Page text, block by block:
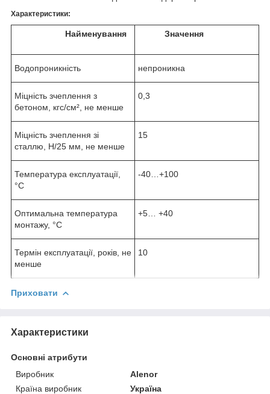
Характеристики:
Найменування Значення
Водопроникність непроникна
Міцність зчеплення з
бетоном, кгс/см², не менше
0,3
Міцність зчеплення зі
сталлю, Н/25 мм, не менше
15
Температура експлуатації,
°C
-40…+100
Оптимальна температура
монтажу, °C
+5… +40
Термін експлуатації, років, не
менше
10
Приховати
Характеристики
Основні атрибути
Виробник
Alenor
Країна виробник
Україна